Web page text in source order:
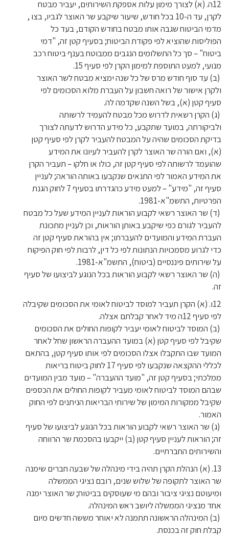
12ה. (א) לצורך מימון עלות אספקת השירותים, יעביר מבטח
לקרן, עד ה-10 בכל חודש, שיעור שיקבע שר האוצר לגביו, בצו ,
מדמי הביטוח שגבה אותו מבטח בחודש הקודם, בעד כל
הפוליסות שהוציא לפי פקודת הביטוח; בסעיף קטן זה, "דמי
ביטוח" – סך כל התשלומים הנגבים ממבוטח בענף ביטוח רכב
מנועי, למעט התוספת למימון הקרן לפי סעיף 15.
(ב) עד סוף חודש מרס של כל שנה ימציא מבטח לשר האוצר
ולקרן אישור של רואה חשבון על העברת מלוא הסכומים לפי
סעיף קטן (א), בשל השנה שקדמה לה.
(ג) הקרן רשאית לדרוש מכל מבטח להעמיד לרשותה
ולביקורתה, במועד שתקבע, כל מידע הדרוש לדעתה לצורך
בדיקת הסכומים שהיה על המבטח להעביר לקרן לפי סעיף קטן
(א), ואם הורה שר האוצר לקרן להעביר לעיונו את המידע
שהועמד לרשותה לפי סעיף קטן זה, כולו או חלקו – תעביר הקרן
את המידע האמור לפי התנאים שנקבעו באותה הוראה; לעניין
סעיף זה, "מידע" – למעט מידע כהגדרתו בסעיף 7 לחוק הגנת
הפרטיות, התשמ"א-1981.
(ד) שר האוצר רשאי לקבוע הוראות לעניין המידע שעל כל מבטח
להעביר לגורם כפי שיקבע באותן הוראות, וכן לעניין מתכונת
העברת המידע והמועדים להעברתו; אין בהוראת סעיף קטן זה
כדי לגרוע מסמכויות הנתונות לפי כל דין, לרבות לפי חוק הפיקוח
על שירותים פיננסיים (ביטוח), התשמ"א-1981.
(ה) שר האוצר רשאי לקבוע הוראות בכל הנוגע לביצועו של סעיף
זה.
12ו. (א) הקרן תעביר למוסד לביטוח לאומי את הסכומים שקיבלה
לפי סעיף 12ה מיד לאחר קבלתם אצלה.
(ב) המוסד לביטוח לאומי יעביר לקופות החולים את הסכומים
שקיבל לפי סעיף קטן (א) במועד ההעברה הראשון שחל לאחר
המועד שבו התקבלו אצלו הסכומים לפי אותו סעיף קטן, בהתאם
לכללי ההקצאה שנקבעו לפי סעיף 17 לחוק ביטוח בריאות
ממלכתי; בסעיף קטן זה, "מועד ההעברה" – מועד מבין המועדים
שבהם המוסד לביטוח לאומי מעביר לקופות החולים את הכספים
שקיבל ממקורות המימון של שירותי הבריאות הניתנים לפי החוק
האמור.
(ג) שר האוצר רשאי לקבוע הוראות בכל הנוגע לביצועו של סעיף
זה; הוראות לעניין סעיף קטן (ב) ייקבעו בהסכמת שר הרווחה
והשירותים החברתיים.
13. (א) הנהלת הקרן תהיה בידי מינהלה של שבעה חברים שימנה
שר האוצר לתקופה של שלוש שנים, רובם נציגי הממשלה
ומיעוטם נציגי ציבור ובהם מי שעוסקים בביטוח; שר האוצר ימנה
אחד מנציגי הממשלה ליושב ראש המינהלה.
(ב) המינהלה הראשונה תתמנה לא יאוחר מששה חדשים מיום
קבלת חוק זה בכנסת.